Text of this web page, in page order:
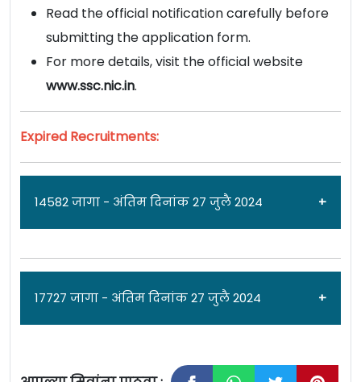
Read the official notification carefully before
submitting the application form.
For more details, visit the official website
www.ssc.nic.in.
Expired Recruitments:
14582 जागा - अंतिम दिनांक 27 जुलै 2024
जाहिरात दिनांक: 11/06/25
17727 जागा - अंतिम दिनांक 27 जुलै 2024